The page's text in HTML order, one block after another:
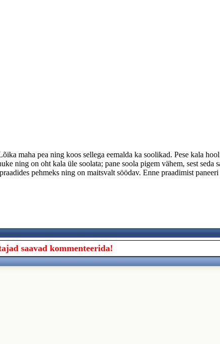
maha pea ning koos sellega eemalda ka soolikad. Pese kala
ning on oht kala üle soolata; pane soola pigem vähem, sest
pehmeks ning on maitsvalt söödav. Enne praadimist
saavad kommenteerida!